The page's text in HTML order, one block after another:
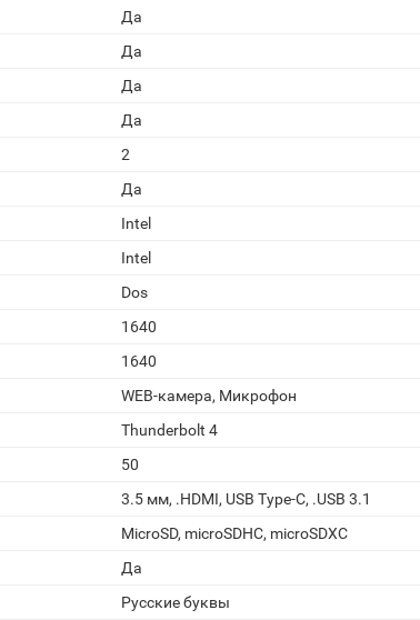
Да
Да
Да
Да
2
Да
Intel
Intel
Dos
1640
1640
WEB-камера, Микрофон
Thunderbolt 4
50
3.5 мм, .HDMI, USB Type-C, .USB 3.1
MicroSD, microSDHC, microSDXC
Да
Русские буквы